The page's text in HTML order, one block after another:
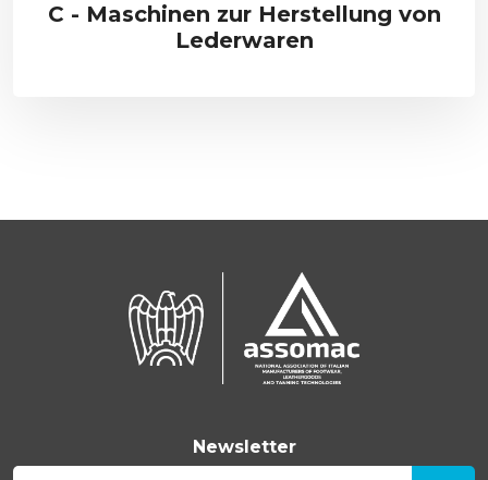
C - Maschinen zur Herstellung von
Lederwaren
Newsletter